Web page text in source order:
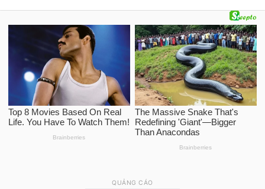
QUẢNG CÁO